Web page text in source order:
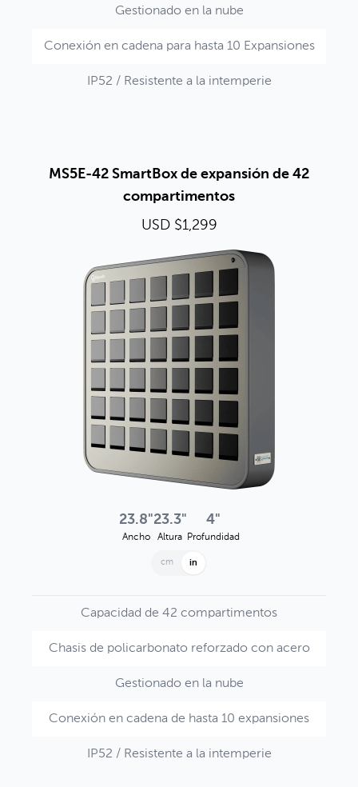
Gestionado en la nube
Conexión en cadena para hasta 10 Expansiones
IP52 / Resistente a la intemperie
MS5E-42 SmartBox de expansión de 42
compartimentos
USD $1,299
23.8"
Ancho
23.3"
Altura
4"
Profundidad
cm in
Capacidad de 42 compartimentos
Chasis de policarbonato reforzado con acero
Gestionado en la nube
Conexión en cadena de hasta 10 expansiones
IP52 / Resistente a la intemperie